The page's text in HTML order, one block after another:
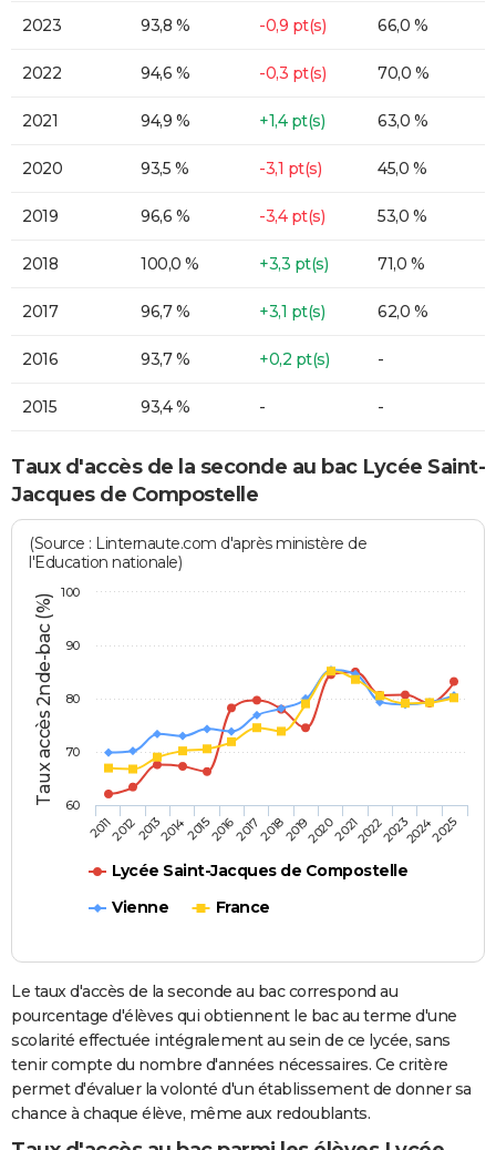
2023 93,8 % -0,9 pt(s) 66,0 %
2022 94,6 % -0,3 pt(s) 70,0 %
2021 94,9 % +1,4 pt(s) 63,0 %
2020 93,5 % -3,1 pt(s) 45,0 %
2019 96,6 % -3,4 pt(s) 53,0 %
2018 100,0 % +3,3 pt(s) 71,0 %
2017 96,7 % +3,1 pt(s) 62,0 %
2016 93,7 % +0,2 pt(s) -
2015 93,4 % - -
Taux d'accès de la seconde au bac Lycée Saint-
Jacques de Compostelle
Taux accès 2nde-bac (%)
(Source : Linternaute.com d'après ministère de
l'Education nationale)
Lycée Saint-Jacques de Compostelle
Vienne
France
201120122013201420152016201720182019202020212022202320242025
60
70
80
90
100
Le taux d'accès de la seconde au bac correspond au
pourcentage d'élèves qui obtiennent le bac au terme d'une
scolarité effectuée intégralement au sein de ce lycée, sans
tenir compte du nombre d'années nécessaires. Ce critère
permet d'évaluer la volonté d'un établissement de donner sa
chance à chaque élève, même aux redoublants.